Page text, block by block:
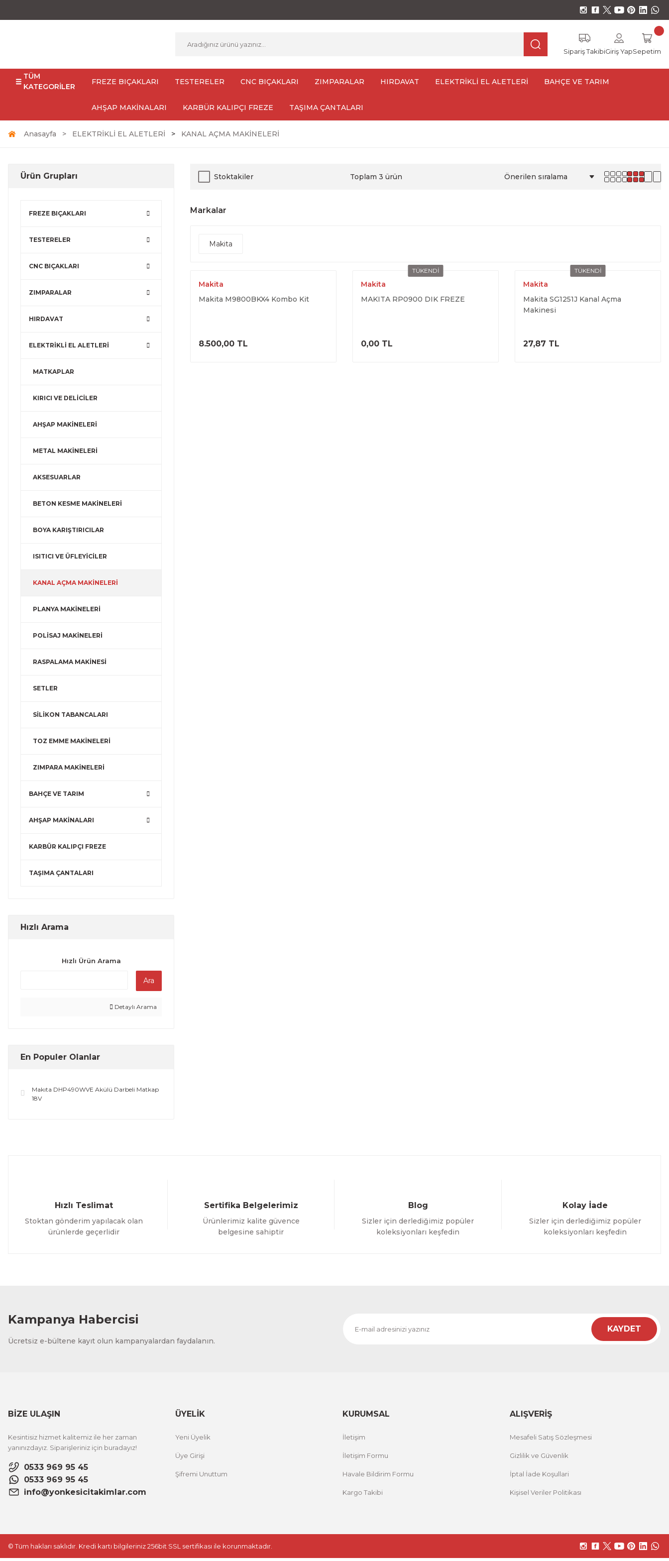
Sipariş TakibiGiriş YapSepetim
TÜM
KATEGORİLER
FREZE BIÇAKLARI TESTERELER CNC BIÇAKLARI ZIMPARALAR HIRDAVAT ELEKTRİKLİ EL ALETLERİ BAHÇE VE TARIM
AHŞAP MAKİNALARI KARBÜR KALIPÇI FREZE TAŞIMA ÇANTALARI
Anasayfa ELEKTRİKLİ EL ALETLERİ KANAL AÇMA MAKİNELERİ
Ürün Grupları
FREZE BIÇAKLARI
TESTERELER
CNC BIÇAKLARI
ZIMPARALAR
HIRDAVAT
ELEKTRİKLİ EL ALETLERİ
MATKAPLAR
KIRICI VE DELİCİLER
AHŞAP MAKİNELERİ
METAL MAKİNELERİ
AKSESUARLAR
BETON KESME MAKİNELERİ
BOYA KARIŞTIRICILAR
ISITICI VE ÜFLEYİCİLER
KANAL AÇMA MAKİNELERİ
PLANYA MAKİNELERİ
POLİSAJ MAKİNELERİ
RASPALAMA MAKİNESİ
SETLER
SİLİKON TABANCALARI
TOZ EMME MAKİNELERİ
ZIMPARA MAKİNELERİ
BAHÇE VE TARIM
AHŞAP MAKİNALARI
KARBÜR KALIPÇI FREZE
TAŞIMA ÇANTALARI
Hızlı Arama
Hızlı Ürün Arama
Ara
Detaylı Arama
En Populer Olanlar
Makıta DHP490WVE Akülü Darbeli Matkap
18V
Stoktakiler Toplam 3 ürün
Markalar
Makita
Makita
Makita M9800BKX4 Kombo Kit
8.500,00 TL
ÜRÜNÜ İNCELE
TÜKENDİ
Makita
MAKITA RP0900 DIK FREZE
0,00 TL
TÜKENDİ
Makita
Makita SG1251J Kanal Açma
Makinesi
27,87 TL
ÜRÜNÜ İNCELE
Hızlı Teslimat
Stoktan gönderim yapılacak olan
ürünlerde geçerlidir
Sertifika Belgelerimiz
Ürünlerimiz kalite güvence
belgesine sahiptir
Blog
Sizler için derlediğimiz popüler
koleksiyonları keşfedin
Kolay İade
Sizler için derlediğimiz popüler
koleksiyonları keşfedin
Kampanya Habercisi
Ücretsiz e-bültene kayıt olun kampanyalardan faydalanın.
KAYDET
BİZE ULAŞIN
Kesintisiz hizmet kalitemiz ile her zaman
yanınızdayız. Siparişleriniz için buradayız!
0533 969 95 45
0533 969 95 45
info@yonkesicitakimlar.com
ÜYELİK
Yeni Üyelik
Üye Girişi
Şifremi Unuttum
KURUMSAL
İletişim
İletişim Formu
Havale Bildirim Formu
Kargo Takibi
ALIŞVERİŞ
Mesafeli Satış Sözleşmesi
Gizlilik ve Güvenlik
İptal İade Koşullari
Kişisel Veriler Politikası
© Tüm hakları saklıdır. Kredi kartı bilgileriniz 256bit SSL sertifikası ile korunmaktadır.